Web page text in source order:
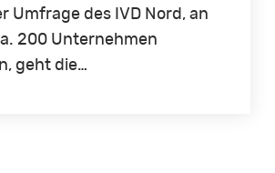
Umfrage des IVD Nord, an
200 Unternehmen
geht die…